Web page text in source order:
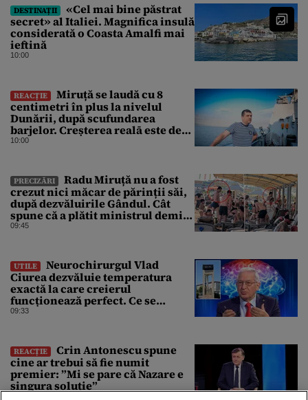
DESTINAȚII
«Cel mai bine păstrat
secret» al Italiei. Magnifica insulă
considerată o Coasta Amalfi mai
ieftină
10:00
REACȚIE
Miruță se laudă cu 8
centimetri în plus la nivelul
Dunării, după scufundarea
barjelor. Creșterea realā este de
doar 4 centimetri
10:00
PRECIZĂRI
Radu Miruță nu a fost
crezut nici măcar de părinții săi,
după dezvăluirile Gândul. Cât
spune că a plătit ministrul demis
pentru vacanța la 5 stele în Turcia
09:45
UTILE
Neurochirurgul Vlad
Ciurea dezvăluie temperatura
exactă la care creierul
funcționează perfect. Ce se
întâmplă când afară sunt peste 35
09:33
REACȚIE
Crin Antonescu spune
cine ar trebui să fie numit
premier: ”Mi se pare că Nazare e
singura soluție”